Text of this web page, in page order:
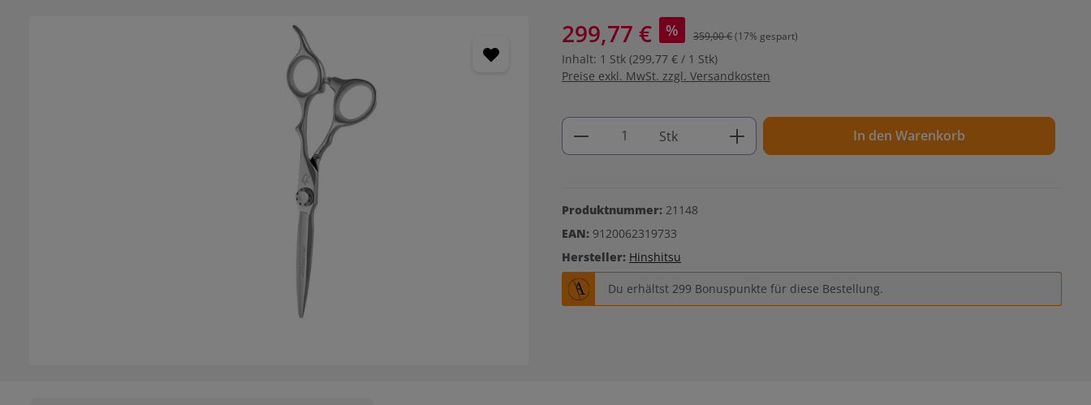
299,77 € % 359,00 €(17% gespart)
Inhalt: 1 Stk (299,77 € / 1 Stk)
Preise exkl. MwSt. zzgl. Versandkosten
Produkt Anzahl: Gib den gewünschten Wert ein oder
Stk In den Warenkorb
Produktnummer: 21148
EAN: 9120062319733
Hersteller: Hinshitsu
Du erhältst 299 Bonuspunkte für diese Bestellung.